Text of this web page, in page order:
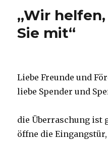
„Wir
Sie mit“
Liebe Freunde und
liebe Spender und
die Überraschung ist
öffne die